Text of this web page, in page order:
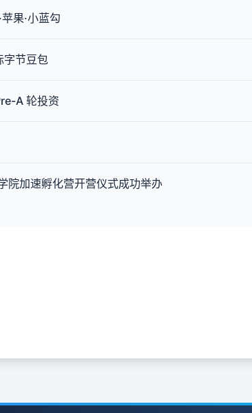
果·小蓝勾
字节豆包
A 轮投资
院加速孵化营开营仪式成功举办